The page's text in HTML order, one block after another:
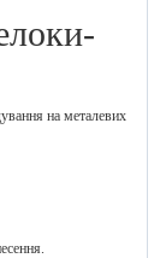
на металевих